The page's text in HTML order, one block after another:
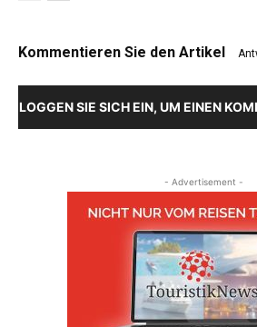
Kommentieren Sie den Artikel
LOGGEN SIE SICH EIN, UM EINEN
- Advertisement -